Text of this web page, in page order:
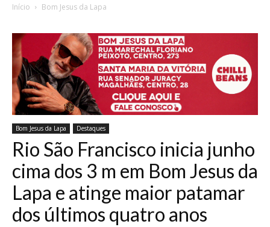
Início Bom Jesus da Lapa
Bom Jesus da Lapa Destaques
Rio São Francisco inicia junho
cima dos 3 m em Bom Jesus da
Lapa e atinge maior patamar
dos últimos quatro anos